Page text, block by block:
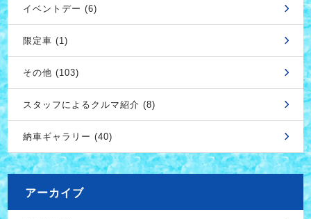
イベントデー (6)
限定車 (1)
その他 (103)
スタッフによるクルマ紹介 (8)
納車ギャラリー (40)
アーカイブ